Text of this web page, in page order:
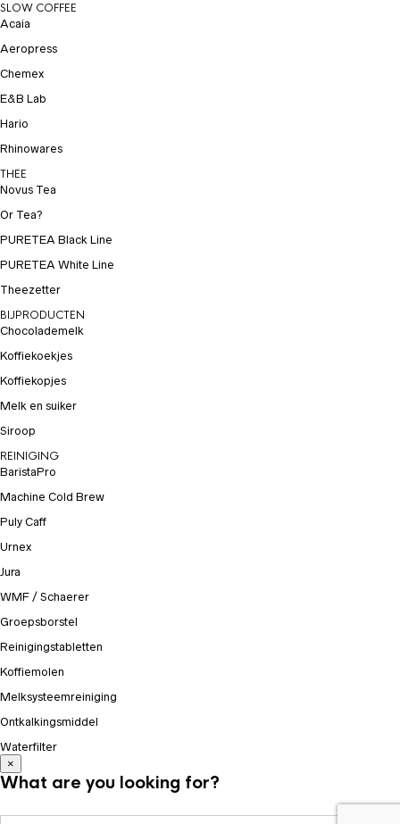
SLOW COFFEE
Acaia
Aeropress
Chemex
E&B Lab
Hario
Rhinowares
THEE
Novus Tea
Or Tea?
PURETEA Black Line
PURETEA White Line
Theezetter
BIJPRODUCTEN
Chocolademelk
Koffiekoekjes
Koffiekopjes
Melk en suiker
Siroop
REINIGING
BaristaPro
Machine Cold Brew
Puly Caff
Urnex
Jura
WMF / Schaerer
Groepsborstel
Reinigingstabletten
Koffiemolen
Melksysteemreiniging
Ontkalkingsmiddel
Waterfilter
×
What are you looking for?